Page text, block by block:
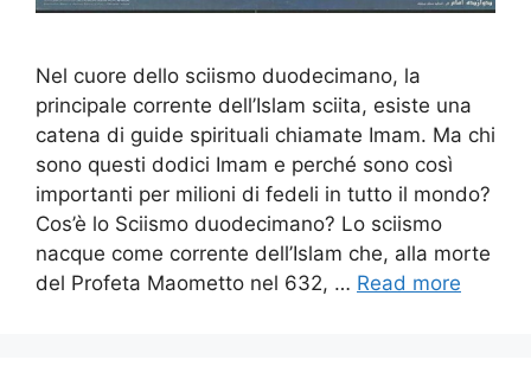
Nel cuore dello sciismo duodecimano, la
principale corrente dell’Islam sciita, esiste una
catena di guide spirituali chiamate Imam. Ma chi
sono questi dodici Imam e perché sono così
importanti per milioni di fedeli in tutto il mondo?
Cos’è lo Sciismo duodecimano? Lo sciismo
nacque come corrente dell’Islam che, alla morte
del Profeta Maometto nel 632, … Read more